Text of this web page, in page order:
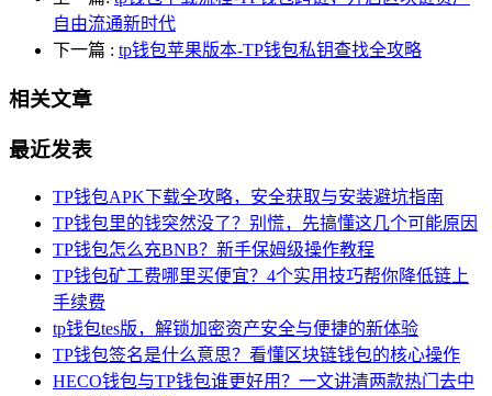
自由流通新时代
下一篇 : tp钱包苹果版本-TP钱包私钥查找全攻略
相关文章
最近发表
TP钱包APK下载全攻略，安全获取与安装避坑指南
TP钱包里的钱突然没了？别慌，先搞懂这几个可能原因
TP钱包怎么充BNB？新手保姆级操作教程
TP钱包矿工费哪里买便宜？4个实用技巧帮你降低链上
手续费
tp钱包tes版，解锁加密资产安全与便捷的新体验
TP钱包签名是什么意思？看懂区块链钱包的核心操作
HECO钱包与TP钱包谁更好用？一文讲清两款热门去中